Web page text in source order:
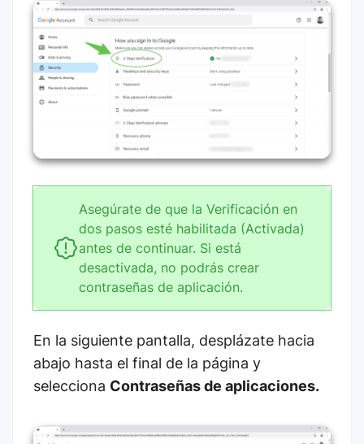
Asegúrate de que la Verificación en
dos pasos esté habilitada (Activada)
antes de continuar. Si está
desactivada, no podrás crear
contraseñas de aplicación.
En la siguiente pantalla, desplázate hacia
abajo hasta el final de la página y
selecciona Contraseñas de aplicaciones.